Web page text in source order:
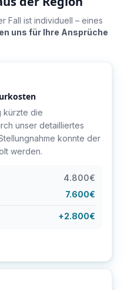
Fall ist individuell – eines
uns für Ihre Ansprüche
kürzte die
unser detailliertes
konnte der
werden.
4.800€
7.600€
+2.800€